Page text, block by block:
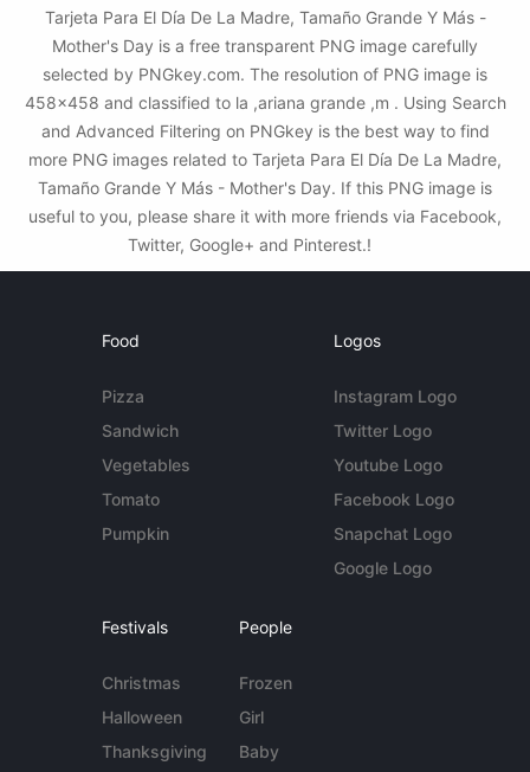
Tarjeta Para El Día De La Madre, Tamaño Grande Y Más -
Mother's Day is a free transparent PNG image carefully
selected by PNGkey.com. The resolution of PNG image is
458x458 and classified to la ,ariana grande ,m . Using Search
and Advanced Filtering on PNGkey is the best way to find
more PNG images related to Tarjeta Para El Día De La Madre,
Tamaño Grande Y Más - Mother's Day. If this PNG image is
useful to you, please share it with more friends via Facebook,
Twitter, Google+ and Pinterest.!
Food
Pizza
Sandwich
Vegetables
Tomato
Pumpkin
Logos
Instagram Logo
Twitter Logo
Youtube Logo
Facebook Logo
Snapchat Logo
Google Logo
Festivals
Christmas
Halloween
Thanksgiving
People
Frozen
Girl
Baby